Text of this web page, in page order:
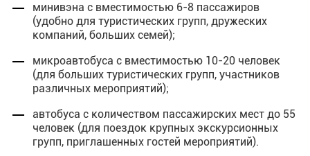
минивэна с вместимостью 6-8 пассажиров
(удобно для туристических групп, дружеских
компаний, больших семей);
микроавтобуса с вместимостью 10-20 человек
(для больших туристических групп, участников
различных мероприятий);
автобуса с количеством пассажирских мест до 55
человек (для поездок крупных экскурсионных
групп, приглашенных гостей мероприятий).